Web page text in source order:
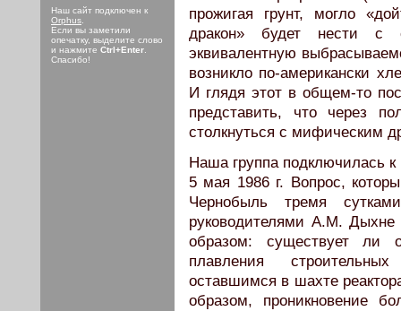
Наш сайт подключен к
Orphus
Если вы заметили
опечатку, выделите слово
и нажмите Ctrl+Enter
Спасибо!
прожигая грунт, могло
дракон» будет нести с
эквивалентную
возникло по-американски
И глядя этот в общем-то
представить, что через
столкнуться с мифическим
Наша группа подключилась
5 мая 1986 г. Вопрос,
Чернобыль тремя
руководителями A.М.
образом: существует ли
плавления
оставшимся в шахте
образом, проникновение